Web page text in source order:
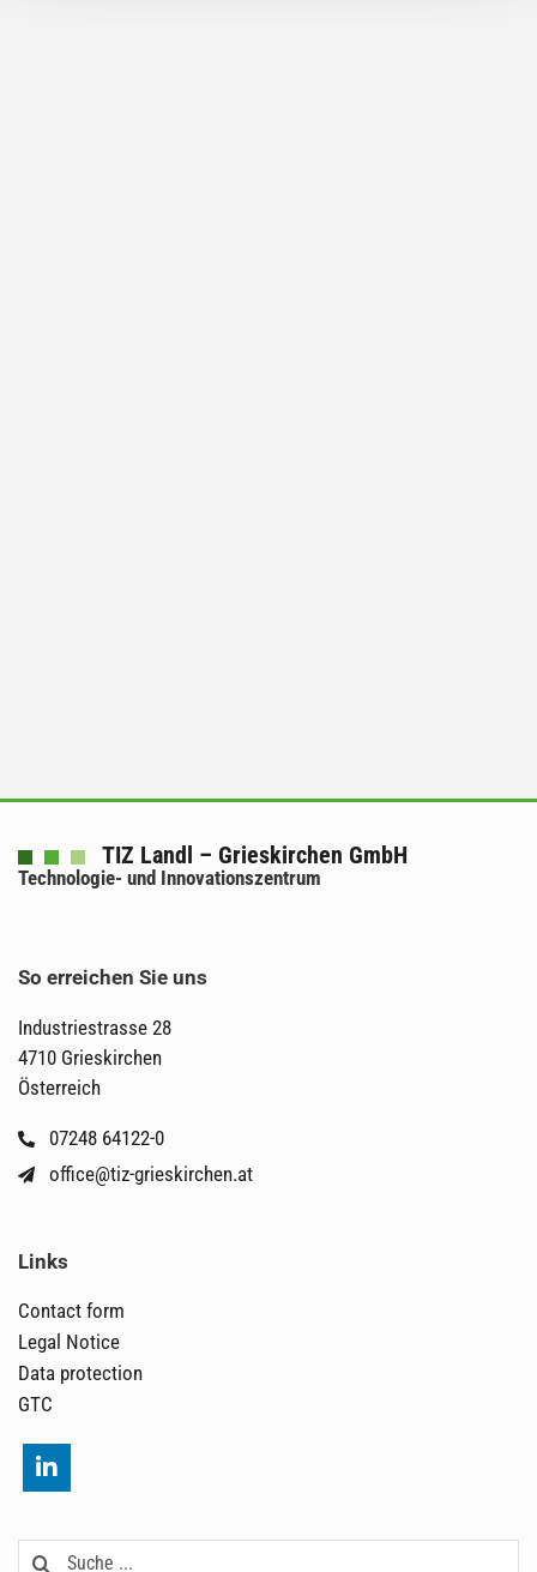
TIZ Landl – Grieskirchen GmbH
Technologie- und Innovationszentrum
So erreichen Sie uns
Industriestrasse 28
4710 Grieskirchen
Österreich
07248 64122-0
office@tiz-grieskirchen.at
Links
Contact form
Legal Notice
Data protection
GTC
Search